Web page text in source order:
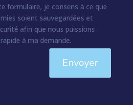
formulaire, je consens à ce que
soient sauvegardées et
afin que nous puissions
à ma demande.
Envoyer